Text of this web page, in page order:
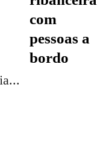
com
pessoas a
bordo